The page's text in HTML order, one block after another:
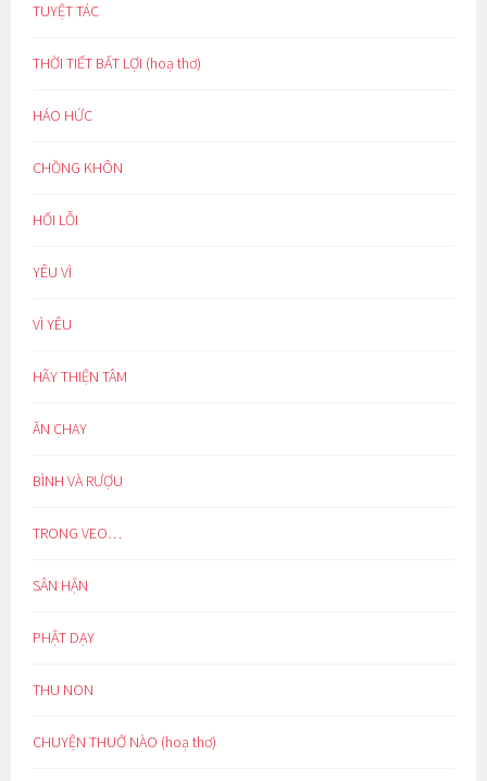
TUYỆT TÁC
THỜI TIẾT BẤT LỢI (hoạ thơ)
HÁO HỨC
CHỒNG KHÔN
HỐI LỖI
YÊU VÌ
VÌ YÊU
HÃY THIỆN TÂM
ĂN CHAY
BÌNH VÀ RƯỢU
TRONG VEO…
SÂN HẬN
PHẬT DẠY
THU NON
CHUYỆN THUỞ NÀO (hoạ thơ)